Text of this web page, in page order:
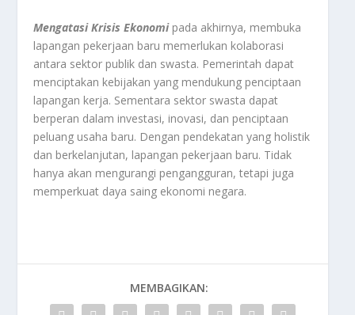
Mengatasi Krisis Ekonomipada akhirnya, membuka
lapangan pekerjaan baru memerlukan kolaborasi
antara sektor publik dan swasta. Pemerintah dapat
menciptakan kebijakan yang mendukung penciptaan
lapangan kerja. Sementara sektor swasta dapat
berperan dalam investasi, inovasi, dan penciptaan
peluang usaha baru. Dengan pendekatan yang holistik
dan berkelanjutan, lapangan pekerjaan baru. Tidak
hanya akan mengurangi pengangguran, tetapi juga
memperkuat daya saing ekonomi negara.
MEMBAGIKAN: